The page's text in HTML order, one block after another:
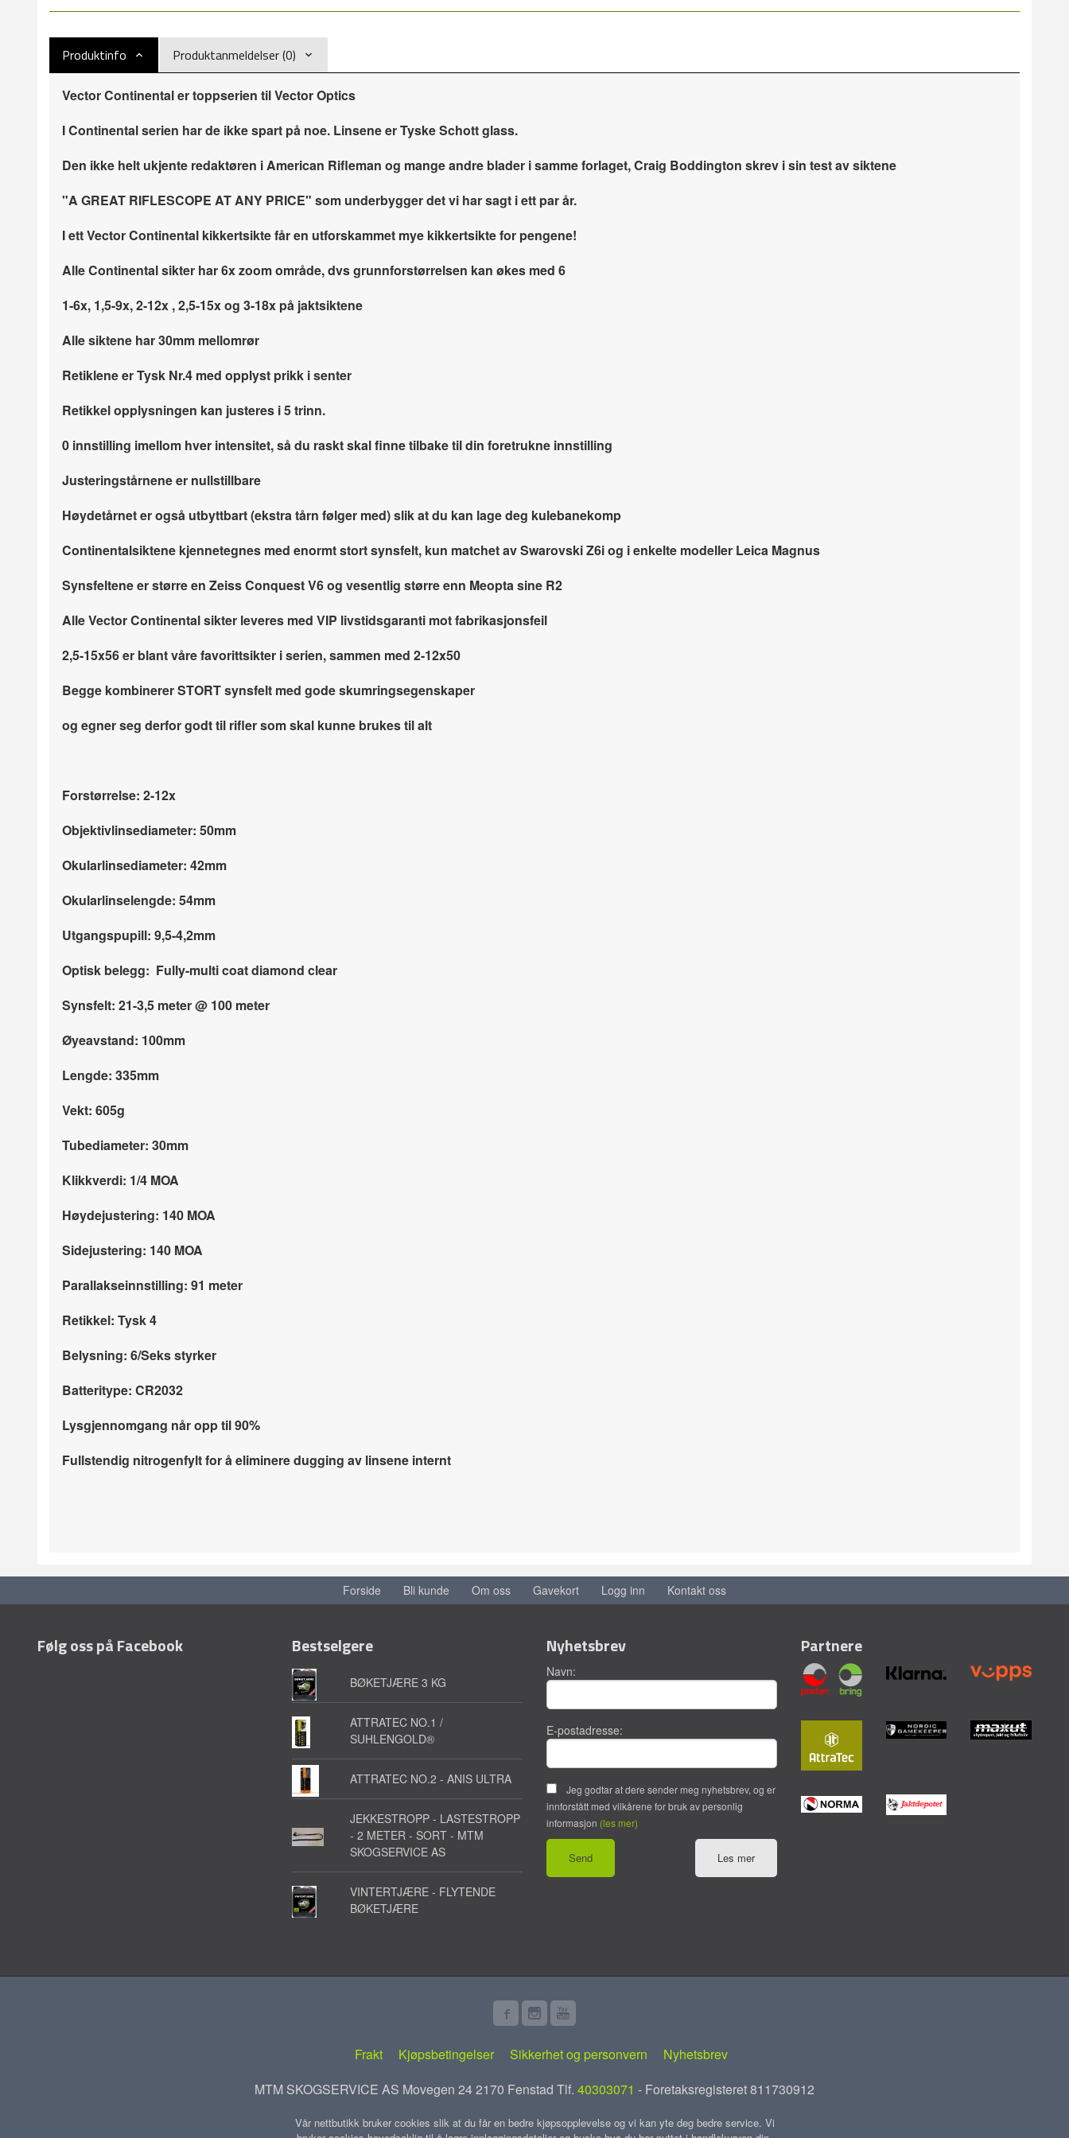
Produktinfo Produktanmeldelser (0)
Vector Continental er toppserien til Vector Optics
I Continental serien har de ikke spart på noe. Linsene er Tyske Schott glass.
Den ikke helt ukjente redaktøren i American Rifleman og mange andre blader i samme forlaget, Craig Boddington skrev i sin test av siktene
"A GREAT RIFLESCOPE AT ANY PRICE" som underbygger det vi har sagt i ett par år.
I ett Vector Continental kikkertsikte får en utforskammet mye kikkertsikte for pengene!
Alle Continental sikter har 6x zoom område, dvs grunnforstørrelsen kan økes med 6
1-6x, 1,5-9x, 2-12x , 2,5-15x og 3-18x på jaktsiktene
Alle siktene har 30mm mellomrør
Retiklene er Tysk Nr.4 med opplyst prikk i senter
Retikkel opplysningen kan justeres i 5 trinn.
0 innstilling imellom hver intensitet, så du raskt skal finne tilbake til din foretrukne innstilling
Justeringstårnene er nullstillbare
Høydetårnet er også utbyttbart (ekstra tårn følger med) slik at du kan lage deg kulebanekomp
Continentalsiktene kjennetegnes med enormt stort synsfelt, kun matchet av Swarovski Z6i og i enkelte modeller Leica Magnus
Synsfeltene er større en Zeiss Conquest V6 og vesentlig større enn Meopta sine R2
Alle Vector Continental sikter leveres med VIP livstidsgaranti mot fabrikasjonsfeil
2,5-15x56 er blant våre favorittsikter i serien, sammen med 2-12x50
Begge kombinerer STORT synsfelt med gode skumringsegenskaper
og egner seg derfor godt til rifler som skal kunne brukes til alt
Forstørrelse: 2-12x
Objektivlinsediameter: 50mm
Okularlinsediameter: 42mm
Okularlinselengde: 54mm
Utgangspupill: 9,5-4,2mm
Optisk belegg: Fully-multi coat diamond clear
Synsfelt: 21-3,5 meter @ 100 meter
Øyeavstand: 100mm
Lengde: 335mm
Vekt: 605g
Tubediameter: 30mm
Klikkverdi: 1/4 MOA
Høydejustering: 140 MOA
Sidejustering: 140 MOA
Parallakseinnstilling: 91 meter
Retikkel: Tysk 4
Belysning: 6/Seks styrker
Batteritype: CR2032
Lysgjennomgang når opp til 90%
Fullstendig nitrogenfylt for å eliminere dugging av linsene internt
Forside Bli kunde Om oss Gavekort Logg inn Kontakt oss
Følg oss på Facebook Bestselgere
BØKETJÆRE 3 KG
ATTRATEC NO.1 /
SUHLENGOLD®
ATTRATEC NO.2 - ANIS ULTRA
JEKKESTROPP - LASTESTROPP
- 2 METER - SORT - MTM
SKOGSERVICE AS
VINTERTJÆRE - FLYTENDE
BØKETJÆRE
Nyhetsbrev
Navn:
E-postadresse:
Jeg godtar at dere sender meg nyhetsbrev, og er
innforstått med vilkårene for bruk av personlig
informasjon (les mer)
Les mer
Partnere
Frakt Kjøpsbetingelser Sikkerhet og personvern
Nyhetsbrev
MTM SKOGSERVICE AS Movegen 24 2170 Fenstad Tlf. 40303071 - Foretaksregisteret 811730912
Vår nettbutikk bruker cookies slik at du får en bedre kjøpsopplevelse og vi kan yte deg bedre service. Vi